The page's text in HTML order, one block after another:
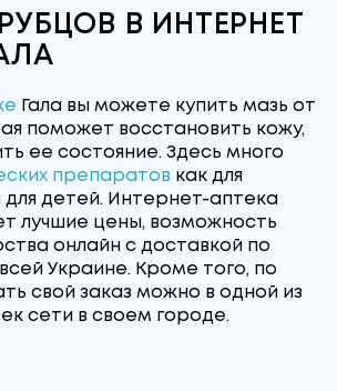
В ИНТЕРНЕТ
Гала вы можете купить мазь от
поможет восстановить кожу,
ее состояние. Здесь много
препаратов как для
для детей. Интернет-аптека
лучшие цены, возможность
онлайн с доставкой по
Украине. Кроме того, по
свой заказ можно в одной из
сети в своем городе.